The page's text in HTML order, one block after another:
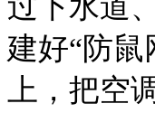
过下水道
建好“防
上，把空